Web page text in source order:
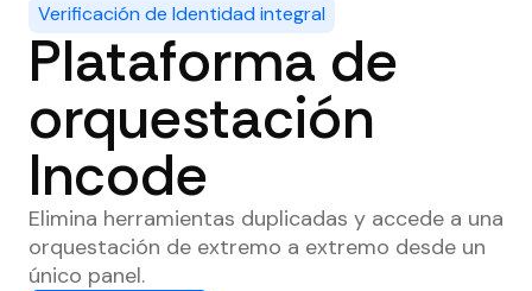
Verificación de Identidad integral
Plataforma de
orquestación
Incode
Elimina herramientas duplicadas y accede a una
orquestación de extremo a extremo desde un
único panel.